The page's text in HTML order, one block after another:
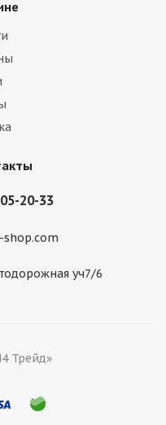
20-33
уч7/6
Трейд»